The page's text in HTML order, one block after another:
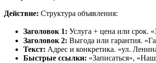
Действие: Структура объявления:
Заголовок 1: Услуга + цена или срок.
Заголовок 2: Выгода или гарантия.
Текст: Адрес и конкретика. «ул.
Быстрые ссылки: «Записаться»,